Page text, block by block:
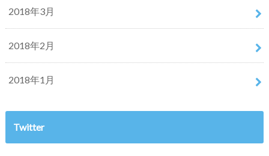
2018年3月
2018年2月
2018年1月
Twitter